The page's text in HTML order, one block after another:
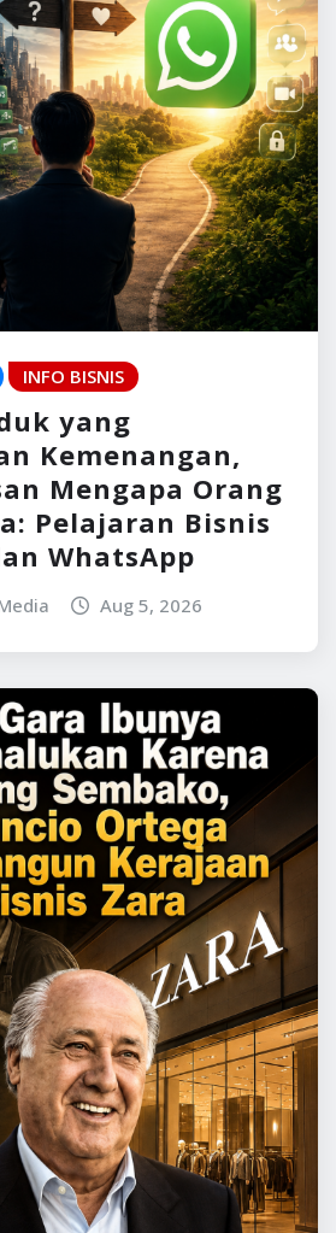
INFO BISNIS
yang
Kemenangan,
Mengapa Orang
Pelajaran Bisnis
WhatsApp
Aug 5, 2026